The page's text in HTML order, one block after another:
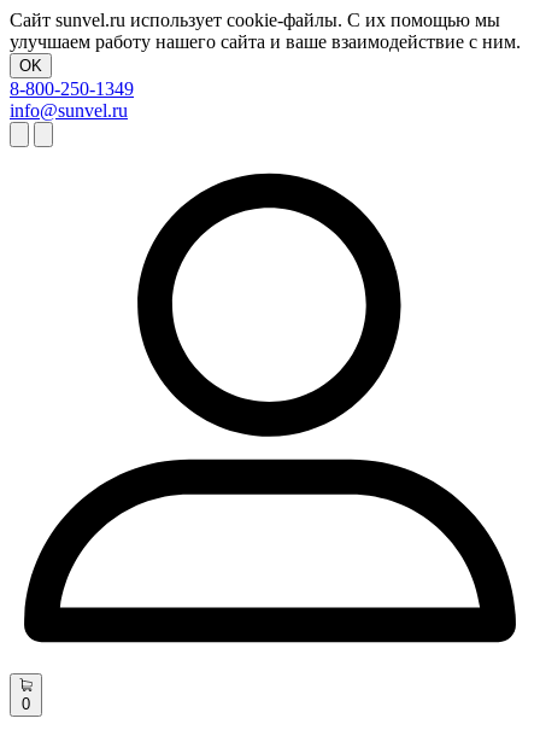
Сайт sunvel.ru использует cookie-файлы. С их помощью мы
улучшаем работу нашего сайта и ваше взаимодействие с ним.
OK
8-800-250-1349
info@sunvel.ru
0